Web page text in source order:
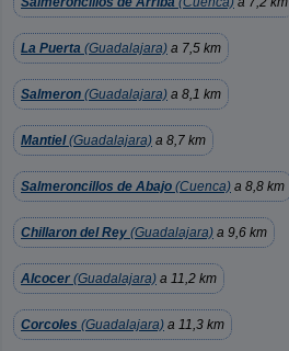
La Puerta (Guadalajara) a 7,5 km
Salmeron (Guadalajara) a 8,1 km
Mantiel(Guadalajara) a 8,7 km
Salmeroncillos de Abajo (Cuenca) a 8,8 km
Chillaron del Rey (Guadalajara) a 9,6 km
Alcocer (Guadalajara) a 11,2 km
Corcoles (Guadalajara) a 11,3 km